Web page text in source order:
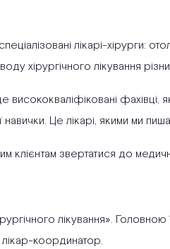
лікарі-хірурги:
хірургічного лікування
фахівці,
Це лікарі, якими ми
звертатися до
лікування».
координатор.